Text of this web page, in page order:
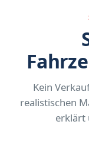
Kein
realistischen
erklärt